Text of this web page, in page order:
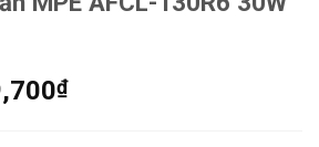
₫Giá